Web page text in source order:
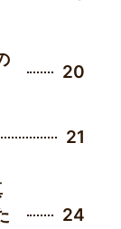
20
21
24